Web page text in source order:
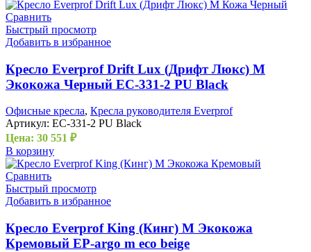
Сравнить
Быстрый просмотр
Добавить в избранное
Кресло Everprof Drift Lux (Дрифт Люкс) M
Экокожа Черный EC-331-2 PU Black
Офисные кресла, Кресла руководителя Everprof
Артикул: EC-331-2 PU Black
Цена: 30 551 ₽
В корзину
Сравнить
Быстрый просмотр
Добавить в избранное
Кресло Everprof King (Кинг) M Экокожа
Кремовый EP-argo m eco beige